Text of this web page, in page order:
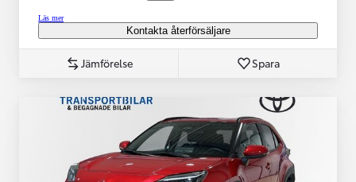
Läs mer
Kontakta återförsäljare
Jämförelse Spara